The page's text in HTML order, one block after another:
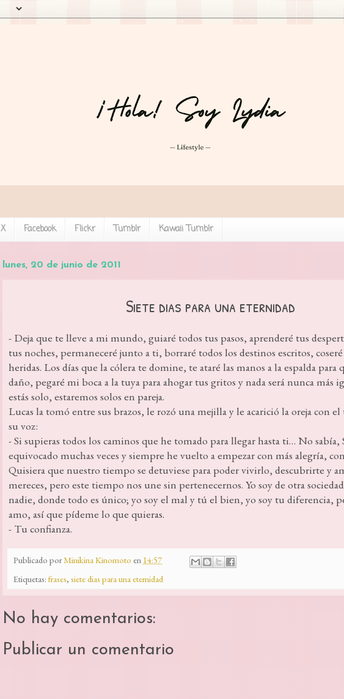
X Facebook Flickr Tumblr Kawaii Tumblr
lunes, 20 de junio de 2011
Siete dias para una eternidad
- Deja que te lleve a mi mundo, guiaré todos tus pasos, aprenderé tus
tus noches, permaneceré junto a ti, borraré todos los destinos escritos, coseré
heridas. Los días que la cólera te domine, te ataré las manos a la espalda para
daño, pegaré mi boca a la tuya para ahogar tus gritos y nada será nunca más
estás solo, estaremos solos en pareja.
Lucas la tomó entre sus brazos, le rozó una mejilla y le acarició la oreja con
su voz:
- Si supieras todos los caminos que he tomado para llegar hasta ti… No sabía,
equivocado muchas veces y siempre he vuelto a empezar con más alegría,
Quisiera que nuestro tiempo se detuviese para poder vivirlo, descubrirte y
mereces, pero este tiempo nos une sin pertenecernos. Yo soy de otra
nadie, donde todo es único; yo soy el mal y tú el bien, yo soy tu diferencia,
amo, así que pídeme lo que quieras.
- Tu confianza.
Publicado porMinikina Kinomoto en 14:57
Etiquetas: frases, siete dias para una eternidad
No hay comentarios:
Publicar un comentario